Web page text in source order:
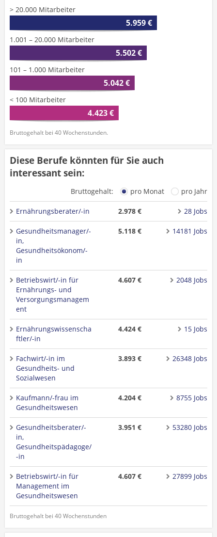
> 20.000 Mitarbeiter
5.959 €
1.001 – 20.000 Mitarbeiter
5.502 €
101 – 1.000 Mitarbeiter
5.042 €
< 100 Mitarbeiter
4.423 €
Bruttogehalt bei 40 Wochenstunden.
Diese Berufe könnten für Sie auch
interessant sein:
Bruttogehalt: pro Monat pro Jahr
Ernährungsberater/-in 2.978 € 28 Jobs
Gesundheitsmanager/-
in,
Gesundheitsökonom/-
in
5.118 € 14181 Jobs
Betriebswirt/-in für
Ernährungs- und
Versorgungsmanagem
ent
4.607 € 2048 Jobs
Ernährungswissenscha
ftler/-in
4.424 € 15 Jobs
Fachwirt/-in im
Gesundheits- und
Sozialwesen
3.893 € 26348 Jobs
Kaufmann/-frau im
Gesundheitswesen
4.204 € 8755 Jobs
Gesundheitsberater/-
in,
Gesundheitspädagoge/
-in
3.951 € 53280 Jobs
Betriebswirt/-in für
Management im
Gesundheitswesen
4.607 € 27899 Jobs
Bruttogehalt bei 40 Wochenstunden